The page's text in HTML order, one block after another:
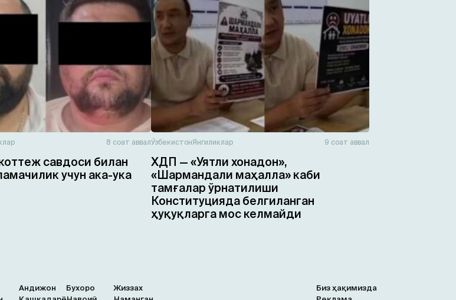
8 соат аввал
савдоси билан
учун ака-ука
ЎзбекистонЯнгиликлар 9 соат аввал
ХДП — «Уятли хонадон»,
«Шармандали маҳалла» каби
тамғалар ўрнатилиши
Конституцияда белгиланган
ҳуқуқларга мос келмайди
Андижон Бухоро
Жиззах
Биз ҳақимизда